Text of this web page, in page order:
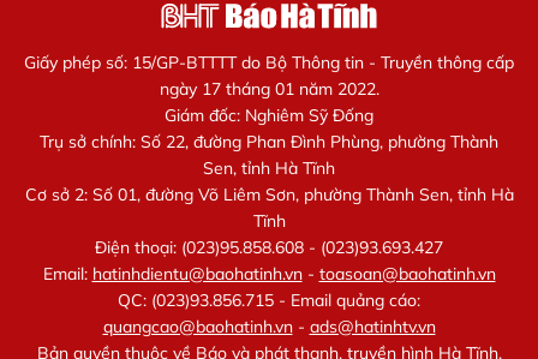
Giấy phép số: 15/GP-BTTTT do Bộ Thông tin - Truyền thông cấp
ngày 17 tháng 01 năm 2022.
Giám đốc: Nghiêm Sỹ Đống
Trụ sở chính: Số 22, đường Phan Đình Phùng, phường Thành
Sen, tỉnh Hà Tĩnh
Cơ sở 2: Số 01, đường Võ Liêm Sơn, phường Thành Sen, tỉnh Hà
Tĩnh
Điện thoại: (023)95.858.608 - (023)93.693.427
Email: hatinhdientu@baohatinh.vn- toasoan@baohatinh.vn
QC: (023)93.856.715 - Email quảng cáo:
quangcao@baohatinh.vn- ads@hatinhtv.vn
Bản quyền thuộc về Báo và phát thanh, truyền hình Hà Tĩnh.